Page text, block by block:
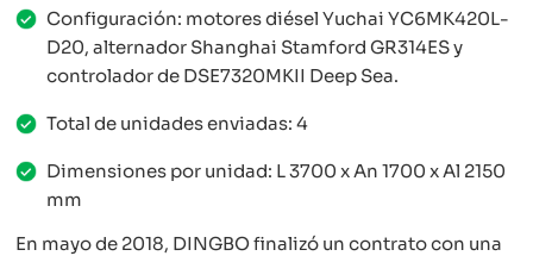
Configuración: motores diésel Yuchai YC6MK420L-
D20, alternador Shanghai Stamford GR314ES y
controlador de DSE7320MKII Deep Sea.
Total de unidades enviadas: 4
Dimensiones por unidad: L 3700 x An 1700 x Al 2150
mm
En mayo de 2018, DINGBO finalizó un contrato con una